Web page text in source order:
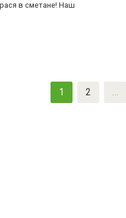
в сметане! Наш
1 2 …